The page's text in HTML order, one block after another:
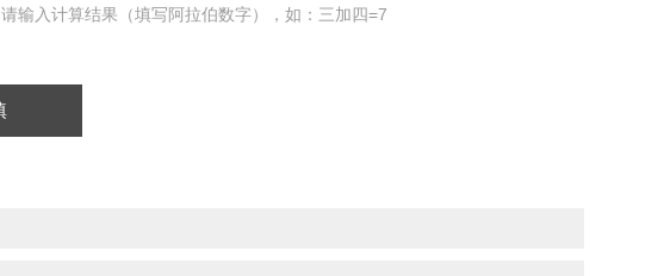
请输入计算结果（填写阿拉伯数字），如：三加四=7